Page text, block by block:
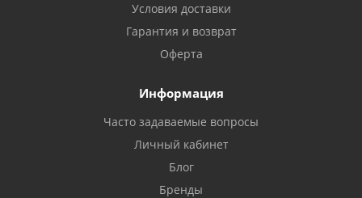
Условия доставки
Гарантия и возврат
Оферта
Информация
Часто задаваемые вопросы
Личный кабинет
Блог
Бренды